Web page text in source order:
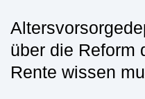
über die Reform
Rente wissen